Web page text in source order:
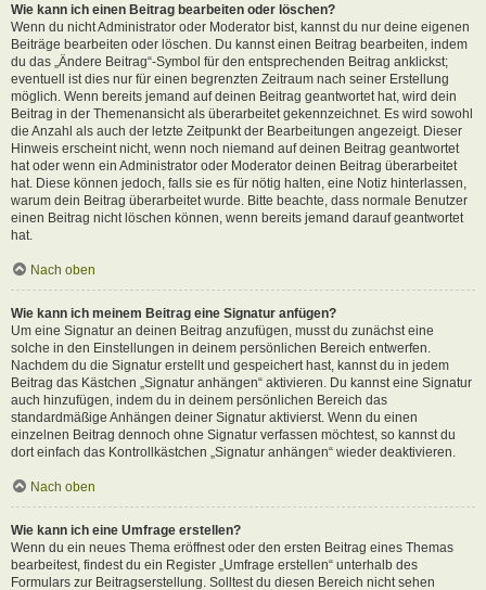
Wie kann ich einen Beitrag bearbeiten oder löschen?
Wenn du nicht Administrator oder Moderator bist, kannst du nur deine eigenen
Beiträge bearbeiten oder löschen. Du kannst einen Beitrag bearbeiten, indem
du das „Ändere Beitrag“-Symbol für den entsprechenden Beitrag anklickst;
eventuell ist dies nur für einen begrenzten Zeitraum nach seiner Erstellung
möglich. Wenn bereits jemand auf deinen Beitrag geantwortet hat, wird dein
Beitrag in der Themenansicht als überarbeitet gekennzeichnet. Es wird sowohl
die Anzahl als auch der letzte Zeitpunkt der Bearbeitungen angezeigt. Dieser
Hinweis erscheint nicht, wenn noch niemand auf deinen Beitrag geantwortet
hat oder wenn ein Administrator oder Moderator deinen Beitrag überarbeitet
hat. Diese können jedoch, falls sie es für nötig halten, eine Notiz hinterlassen,
warum dein Beitrag überarbeitet wurde. Bitte beachte, dass normale Benutzer
einen Beitrag nicht löschen können, wenn bereits jemand darauf geantwortet
hat.
Nach oben
Wie kann ich meinem Beitrag eine Signatur anfügen?
Um eine Signatur an deinen Beitrag anzufügen, musst du zunächst eine
solche in den Einstellungen in deinem persönlichen Bereich entwerfen.
Nachdem du die Signatur erstellt und gespeichert hast, kannst du in jedem
Beitrag das Kästchen „Signatur anhängen“ aktivieren. Du kannst eine Signatur
auch hinzufügen, indem du in deinem persönlichen Bereich das
standardmäßige Anhängen deiner Signatur aktivierst. Wenn du einen
einzelnen Beitrag dennoch ohne Signatur verfassen möchtest, so kannst du
dort einfach das Kontrollkästchen „Signatur anhängen“ wieder deaktivieren.
Nach oben
Wie kann ich eine Umfrage erstellen?
Wenn du ein neues Thema eröffnest oder den ersten Beitrag eines Themas
bearbeitest, findest du ein Register „Umfrage erstellen“ unterhalb des
Formulars zur Beitragserstellung. Solltest du diesen Bereich nicht sehen